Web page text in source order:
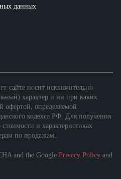
данных
сайте носит исключительно
характер и ни при каких
офертой, определяемой
кодекса РФ. Для получения
и характеристиках
по продажам.
and the Google Privacy Policy and